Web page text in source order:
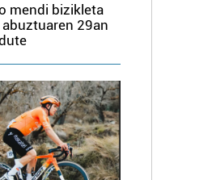
mendi bizikleta
29an